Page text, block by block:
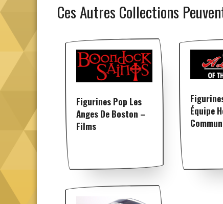
Ces Autres Collections
Figurines Pop Les
Anges De Boston –
Films
Équipe